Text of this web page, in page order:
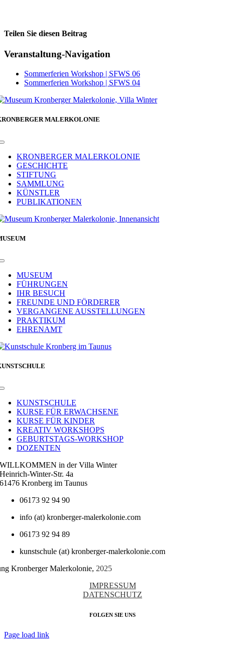
Teilen Sie diesen Beitrag
Facebook
Veranstaltung-Navigation
Sommerferien Workshop | SFWS 06
Sommerferien Workshop | SFWS 04
MALERKOLONIE
Toggle
NavigationKRONBERGER MALERKOLONIE
GESCHICHTE
STIFTUNG
SAMMLUNG
KÜNSTLER
PUBLIKATIONEN
Toggle
NavigationMUSEUM
FÜHRUNGEN
IHR BESUCH
FREUNDE UND FÖRDERER
VERGANGENE AUSSTELLUNGEN
PRAKTIKUM
EHRENAMT
Toggle
NavigationKUNSTSCHULE
KURSE FÜR ERWACHSENE
KURSE FÜR KINDER
KREATIV WORKSHOPS
GEBURTSTAGS-WORKSHOP
DOZENTEN
WILLKOMMEN in der Villa Winter
Heinrich-Winter-Str. 4a
61476 Kronberg im Taunus
06173 92 94 90
info (at) kronberger-malerkolonie.com
06173 92 94 89
kunstschule (at) kronberger-malerkolonie.com
Kronberger Malerkolonie, 2025
IMPRESSUM
DATENSCHUTZ
FOLGEN SIE UNS
Page load link